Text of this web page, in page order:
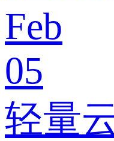
Feb
05
轻量